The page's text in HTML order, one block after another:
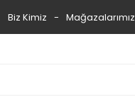
Biz Kimiz Mağazalarımız